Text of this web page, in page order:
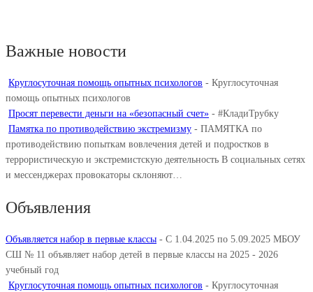
Важные новости
Круглосуточная помощь опытных психологов - Круглосуточная
помощь опытных психологов
Просят перевести деньги на «безопасный счет» - #КладиТрубку
Памятка по противодействию экстремизму - ПАМЯТКА по
противодействию попыткам вовлечения детей и подростков в
террористическую и экстремистскую деятельность В социальных сетях
и мессенджерах провокаторы склоняют…
Объявления
Объявляется набор в первые классы - С 1.04.2025 по 5.09.2025 МБОУ
СШ № 11 объявляет набор детей в первые классы на 2025 - 2026
учебный год
Круглосуточная помощь опытных психологов - Круглосуточная